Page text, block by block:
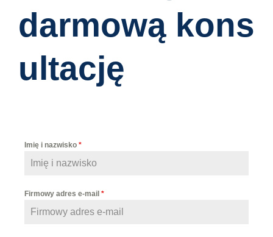
darmową kons
ultację
Imię i nazwisko *
Firmowy adres e-mail *